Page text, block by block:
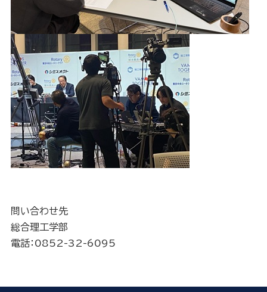
問い合わせ先
総合理工学部
電話：0852-32-6095